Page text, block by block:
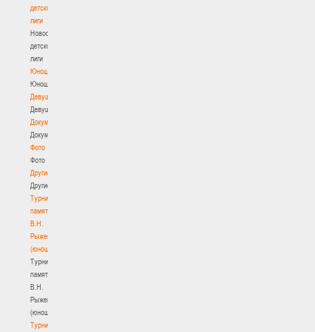
детской
лиги
Новости
детской
лиги
Юноши
Юноши
Девушки
Девушки
Документы
Документы
Фото
Фото
Другие
Другие
Турнир
памяти
В.Н.
Рыженкова
(юноши)
Турнир
памяти
В.Н.
Рыженкова
(юноши)
Турнир